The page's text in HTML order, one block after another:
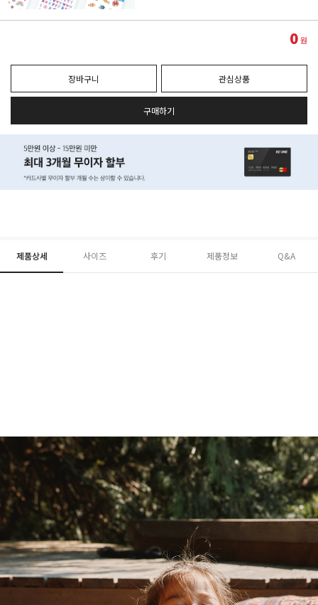
0원
장바구니 관심상품
구매하기
제품상세 사이즈 후기 제품정보 Q&A